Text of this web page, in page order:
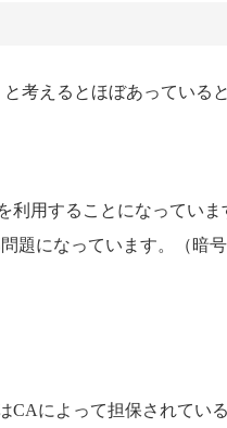
考えるとほぼあっている
利用することになっていま
題になっています。（暗
によって担保されてい